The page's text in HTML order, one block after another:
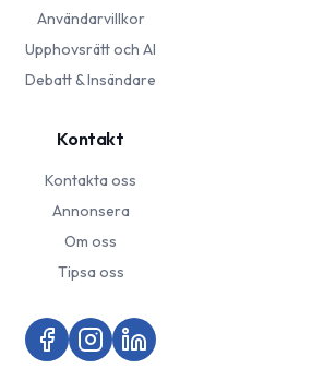
Användarvillkor
Upphovsrätt och AI
Debatt & Insändare
Kontakt
Kontakta oss
Annonsera
Om oss
Tipsa oss